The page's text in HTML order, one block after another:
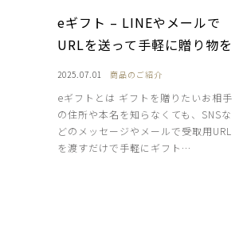
eギフト – LINEやメールで
URLを送って手軽に贈り物を
2025.07.01 商品のご紹介
eギフトとは ギフトを贈りたいお相手
の住所や本名を知らなくても、SNSな
どのメッセージやメールで受取用URL
を渡すだけで手軽にギフト…